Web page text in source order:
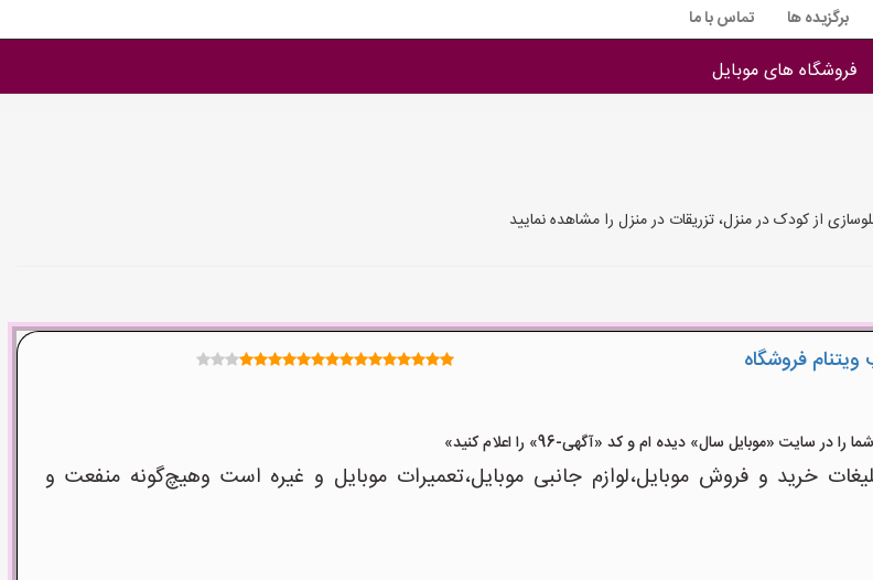
برگزیده ها تماس با ما
فروشگاه های موبایل
از کودک در منزل، تزریقات در منزل را مشاهده نمایید
«موبایل سال» دیده ام و کد «آگهی-96» را اعلام کنید»
خرید و فروش موبایل،لوازم جانبی موبایل،تعمیرات موبایل و غیره است وهیچ‌گونه منفعت و